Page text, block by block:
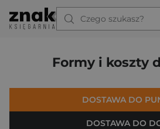
Czego szukasz?
Formy i koszty
DOSTAWA DO
DOSTAWA DO